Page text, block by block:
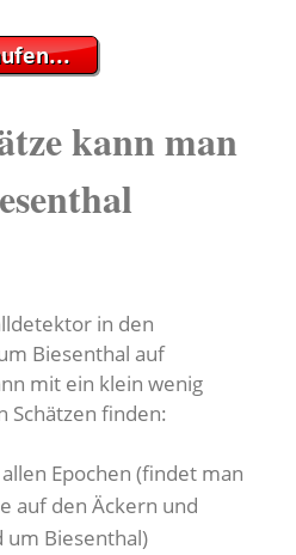
kann man
in den
Biesenthal auf
mit ein klein wenig
Schätzen finden:
Epochen (findet man
auf den Äckern und
um Biesenthal)